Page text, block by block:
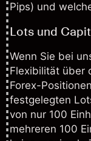
Pips) und
Lots und
Wenn Sie bei
Flexibilität über
Forex-
festgelegten
von nur 100
mehreren 100